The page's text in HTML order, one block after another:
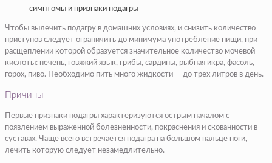
​симптомы и признаки подагры​
​Чтобы вылечить подагру в домашних условиях, и снизить количество
приступов следует ограничить до минимума употребление пищи, при
расщеплении которой образуется значительное количество мочевой
кислоты: печень, говяжий язык, грибы, сардины, рыбная икра, фасоль,
горох, пиво. Необходимо пить много жидкости — до трех литров в день.​
Причины
​Первые признаки подагры характеризуются острым началом с
появлением выраженной болезненности, покраснения и скованности в
суставах. Чаще всего встречается подагра на большом пальце ноги,
лечить которую следует незамедлительно.